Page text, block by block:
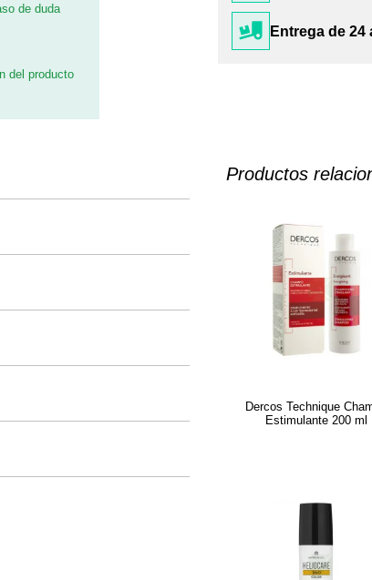
de duda
del producto
Entrega de 24
Productos
Dercos Technique
Estimulante 200 ml